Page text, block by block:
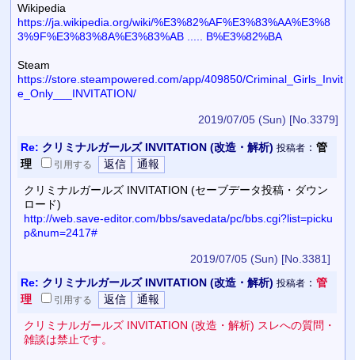
Wikipedia
https://ja.wikipedia.org/wiki/%E3%82%AF%E3%83%AA%E3%8
3%9F%E3%83%8A%E3%83%AB ..... B%E3%82%BA
Steam
https://store.steampowered.com/app/409850/Criminal_Girls_Invit
e_Only___INVITATION/
2019/07/05 (Sun) [No.3379]
Re: クリミナルガールズ INVITATION (改造・解析) 投稿者： 管
理
引用する
クリミナルガールズ INVITATION (セーブデータ投稿・ダウン
ロード)
http://web.save-editor.com/bbs/savedata/pc/bbs.cgi?list=picku
p&num=2417#
2019/07/05 (Sun) [No.3381]
Re: クリミナルガールズ INVITATION (改造・解析) 投稿者： 管
理
引用する
クリミナルガールズ INVITATION (改造・解析) スレへの質問・
雑談は禁止です。